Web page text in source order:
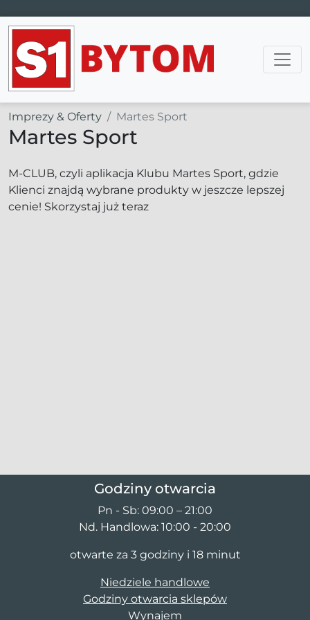
Main Navigation
Imprezy & Oferty Martes Sport
Martes Sport
M-CLUB, czyli aplikacja Klubu Martes Sport, gdzie
Klienci znajdą wybrane produkty w jeszcze lepszej
cenie! Skorzystaj już teraz
Godziny otwarcia
Pn - Sb: 09:00 – 21:00
Nd. Handlowa: 10:00 - 20:00
otwarte za 3 godziny i 18 minut
Niedziele handlowe
Godziny otwarcia sklepów
Wynajem